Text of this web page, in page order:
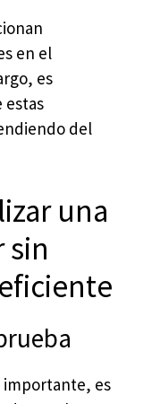
en el
es
del
una
sin
importante, es